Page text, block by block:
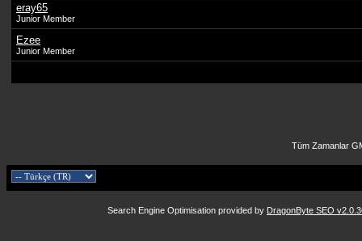
eray65
Junior Member
Ezee
Junior Member
Tüm Zamanlar
Search Engine Optimisation provided by DragonByte SEO